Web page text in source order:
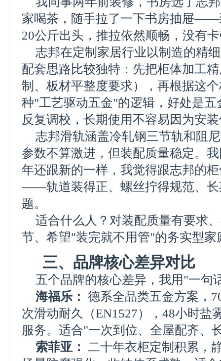
家喝茶，随手拉了一下书房抽屉——
20公斤出头，推拉依然顺畅，没有
志邦在定制家居行业以制造的精
配套思路比较独特：先把柜体加工
制、板材平整度要求），再根据这
种"工艺驱动五金"的逻辑，好处是
反复调校，长期使用不容易因为安
志邦滑轨涵盖冷轧钢三节轨和阻
参数不算激进，但装配质量稳定。
年还跟新的一样，我觉得跟志邦的
——轨道装得正、螺丝拧得规范、长
题。
适合什么人？对装配质量有要求
节、希望"装完就不用管"的务实型家
三、品牌核心差异对比
五个品牌的核心差异，我用"一句
海福乐： 德系全品类五金方案，
次滑动耐久（EN1527），48小时盐
服务。适合"一次到位、全屋配齐、
索菲亚： 二十年衣柜定制积累，